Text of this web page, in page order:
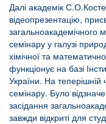
Далі академік
відеопрезентацію,
загальноакадемічного
семінару у галузі
хімічної та
функціонує на базі
України. На теперішній
семінару. Було
засідання
завжди відкриті для